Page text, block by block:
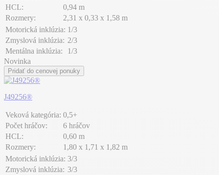
HCL:
0,94 m
Rozmery:
2,31 x 0,33 x 1,58 m
Motorická inklúzia: 1/3
Zmyslová inklúzia: 2/3
Mentálna inklúzia:
1/3
Novinka
Pridať do cenovej ponuky
J49256®
Veková kategória: 0,5+
Počet hráčov:
6 hráčov
HCL:
0,60 m
Rozmery:
1,80 x 1,71 x 1,82 m
Motorická inklúzia: 3/3
Zmyslová inklúzia: 3/3